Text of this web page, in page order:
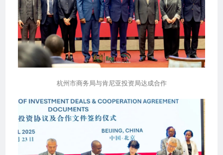
杭州市商务局与肯尼亚投资局达成合作